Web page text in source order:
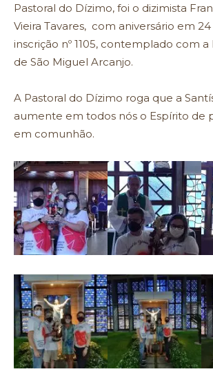
Pastoral do Dízimo, foi o dizimista
Vieira Tavares, com aniversário em
inscrição nº 1105, contemplado com
de São Miguel Arcanjo.
A Pastoral do Dízimo roga que a
aumente em todos nós o Espírito de
em comunhão.